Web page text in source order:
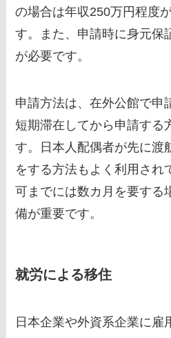
の場合は年収250万円程度
す。また、申請時に身元保
が必要です。
申請方法は、在外公館で申
短期滞在してから申請する
す。日本人配偶者が先に渡
をする方法もよく利用され
可までには数カ月を要する
備が重要です。
就労による移住
日本企業や外資系企業に雇